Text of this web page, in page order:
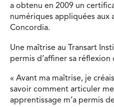
a obtenu en 2009 un
numériques appliquées aux
Concordia.
Une maîtrise au Transart
permis d’affiner sa
« Avant ma maîtrise, je
savoir comment articuler
apprentissage m’a permis